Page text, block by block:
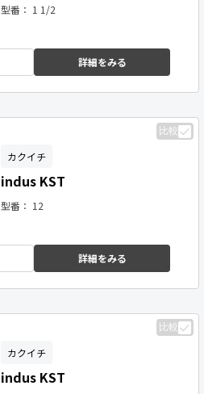
型番： 1 1/2
詳細をみる
比較
カクイチ
indus KST
型番： 12
詳細をみる
比較
カクイチ
indus KST